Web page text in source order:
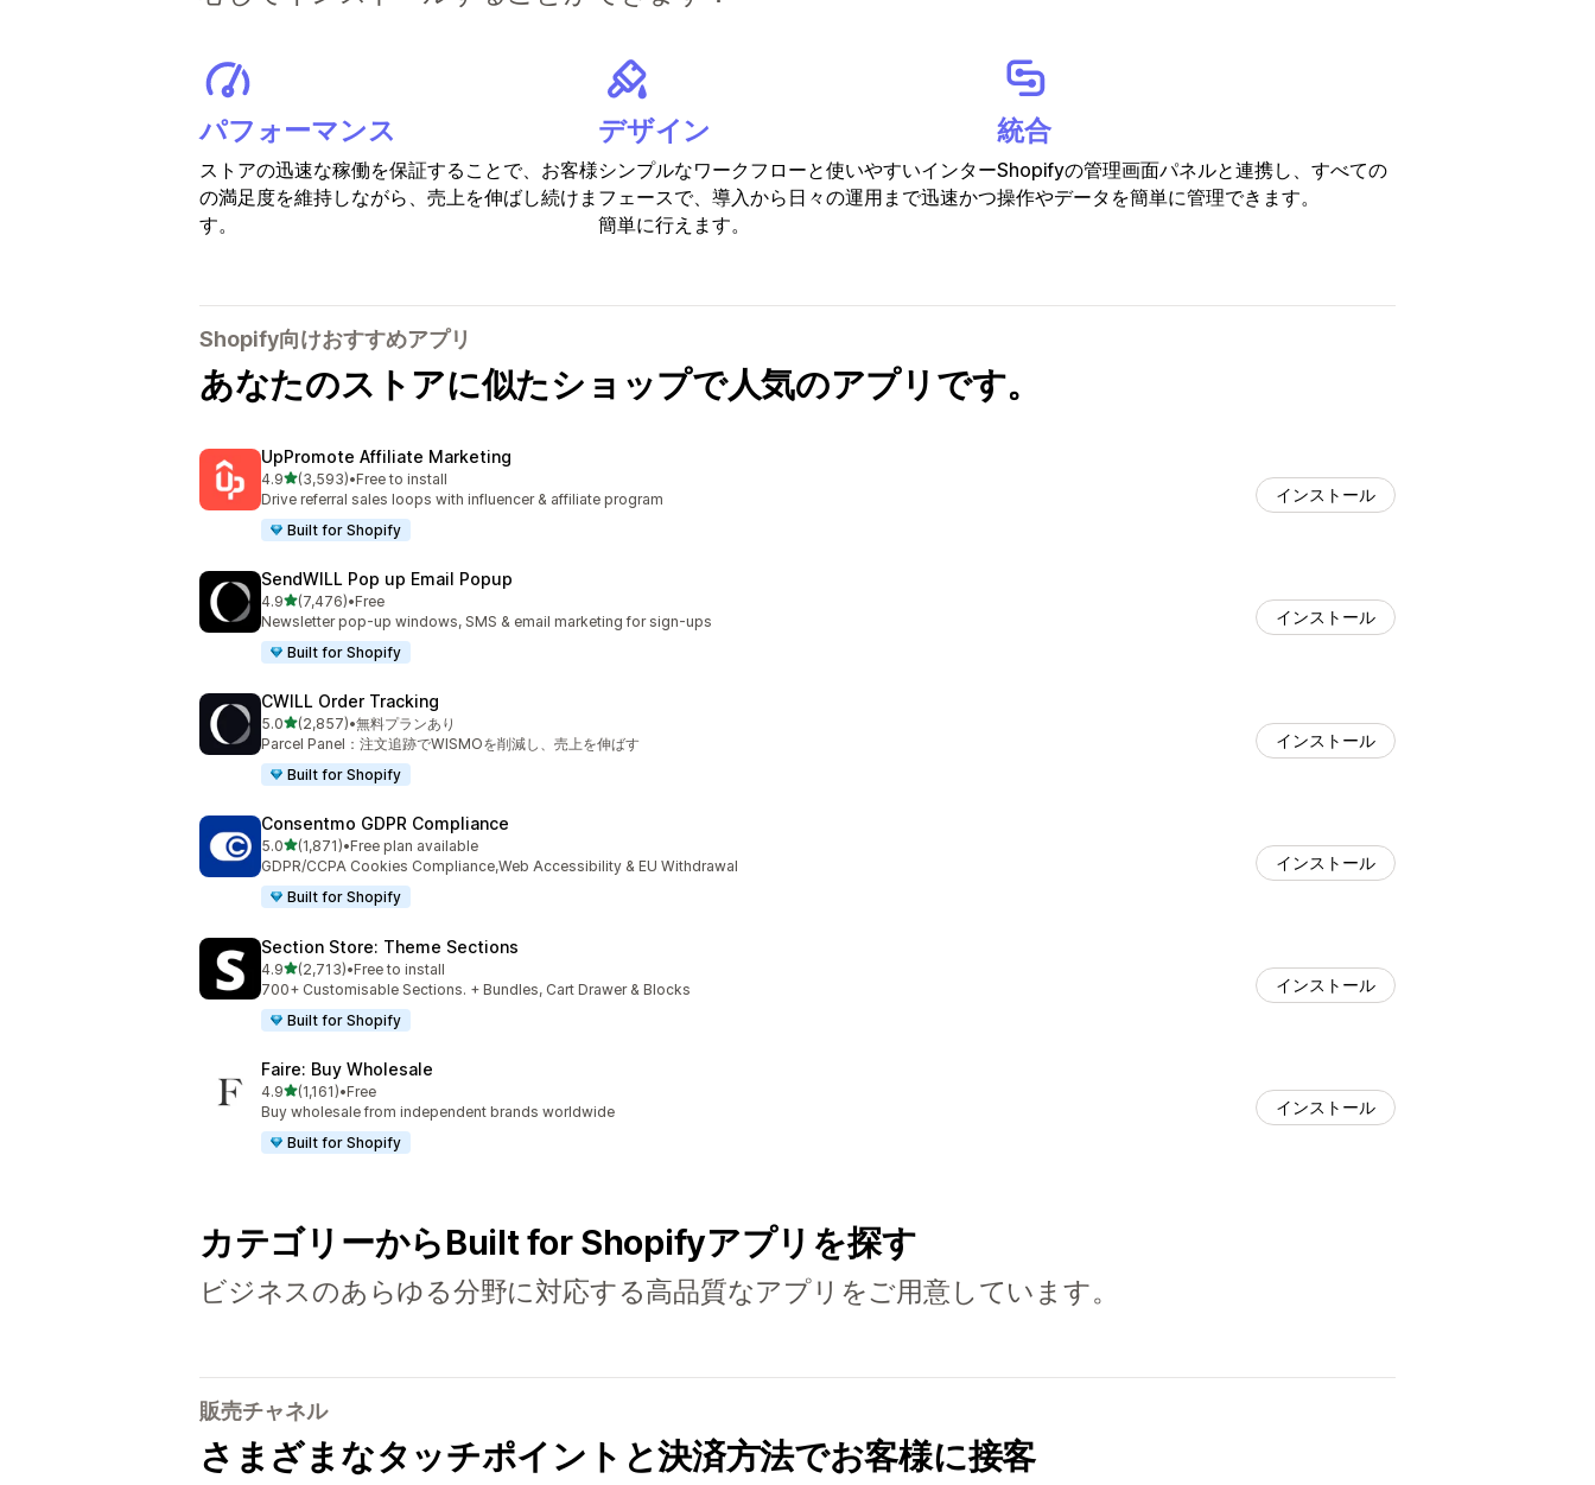
パフォーマンス
ストアの迅速な稼働を保証することで、お客様
の満足度を維持しながら、売上を伸ばし続けま
す。
デザイン
シンプルなワークフローと使いやすいインター
フェースで、導入から日々の運用まで迅速かつ
簡単に行えます。
統合
Shopifyの管理画面パネルと連携し、すべての
操作やデータを簡単に管理できます。
Shopify向けおすすめアプリ
あなたのストアに似たショップで人気のアプリです。
UpPromote Affiliate Marketing
4.95つ星中
(3,593)
合計レビュー数：3593件
•Free to install
Drive referral sales loops with influencer & affiliate program
Built for Shopify
インストール
SendWILL Pop up Email Popup
4.95つ星中
(7,476)
合計レビュー数：7476件
•Free
Newsletter pop-up windows, SMS & email marketing for sign-ups
Built for Shopify
インストール
CWILL Order Tracking
5.05つ星中
(2,857)
合計レビュー数：2857件
•無料プランあり
Parcel Panel：注文追跡でWISMOを削減し、売上を伸ばす
Built for Shopify
インストール
Consentmo GDPR Compliance
5.05つ星中
(1,871)
合計レビュー数：1871件
•Free plan available
GDPR/CCPA Cookies Compliance,Web Accessibility & EU Withdrawal
Built for Shopify
インストール
Section Store: Theme Sections
4.95つ星中
(2,713)
合計レビュー数：2713件
•Free to install
700+ Customisable Sections. + Bundles, Cart Drawer & Blocks
Built for Shopify
インストール
Faire: Buy Wholesale
4.95つ星中
(1,161)
合計レビュー数：1161件
•Free
Buy wholesale from independent brands worldwide
Built for Shopify
インストール
カテゴリーからBuilt for Shopifyアプリを探す
ビジネスのあらゆる分野に対応する高品質なアプリをご用意しています。
販売チャネル
さまざまなタッチポイントと決済方法でお客様に接客